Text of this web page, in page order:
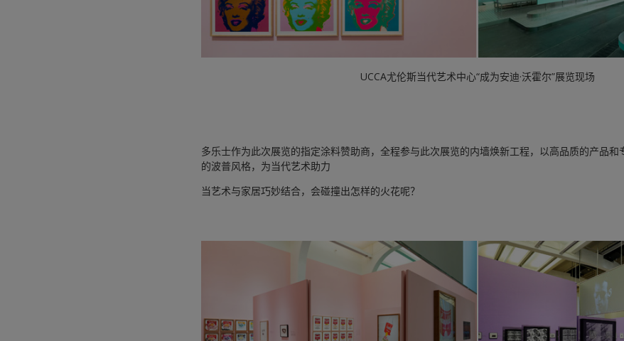
UCCA尤伦斯当代艺术中心“成为安迪·沃霍尔”展览现场
多乐士作为此次展览的指定涂料赞助商，全程参与此次展览的内墙焕新工程，以高品质的产品和
的波普风格，为当代艺术助力
当艺术与家居巧妙结合，会碰撞出怎样的火花呢？